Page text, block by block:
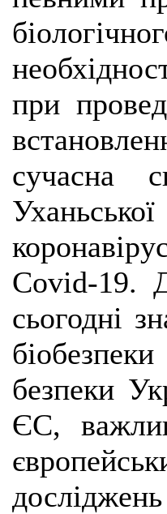
при
сучасна
Covid-19.
сьогодні
безпеки
ЄС,